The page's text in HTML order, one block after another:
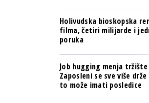
Holivudska bioskopska
filma, četiri milijarde i
poruka
Job hugging menja
Zaposleni se sve više
to može imati posledice